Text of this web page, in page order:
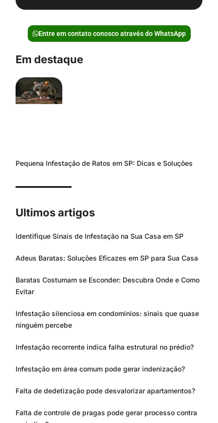
Entre em contato conosco através do WhatsApp
Em destaque
Pequena Infestação de Ratos em SP: Dicas e Soluções
Ultimos artigos
Identifique Sinais de Infestação na Sua Casa em SP
Adeus Baratas: Soluções Eficazes em SP para Sua Casa
Baratas Costumam se Esconder: Descubra Onde e Como
Evitar
Infestação silenciosa em condomínios: sinais que quase
ninguém percebe
Infestação recorrente indica falha estrutural no prédio?
Infestação em área comum pode gerar indenização?
Falta de dedetização pode desvalorizar apartamentos?
Falta de controle de pragas pode gerar processo contra